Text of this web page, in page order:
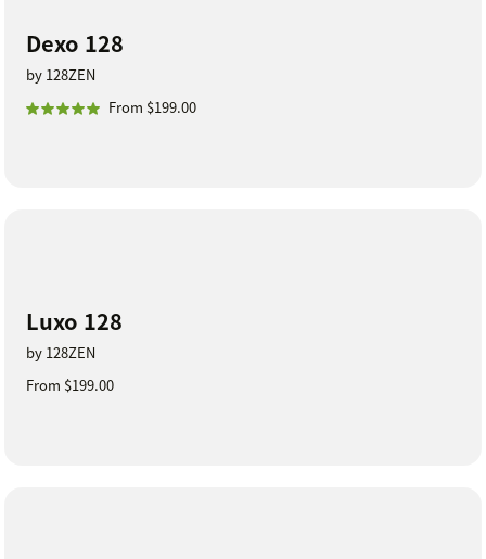
Dexo 128
by 128ZEN
From $199.00
Luxo 128
by 128ZEN
From $199.00